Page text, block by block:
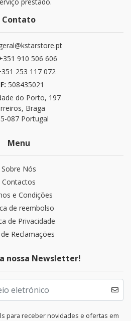
Contato
910 506 606
253 117 072
508435021
do Porto, 197
Braga
087 Portugal
Menu
Sobre Nós
Contactos
e Condições
de reembolso
de Privacidade
Reclamações
nossa Newsletter!
para receber novidades e ofertas em